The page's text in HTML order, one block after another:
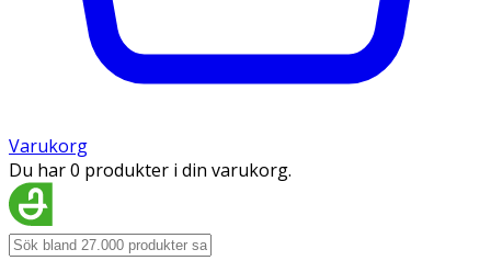
Varukorg
Du har 0 produkter i din varukorg.